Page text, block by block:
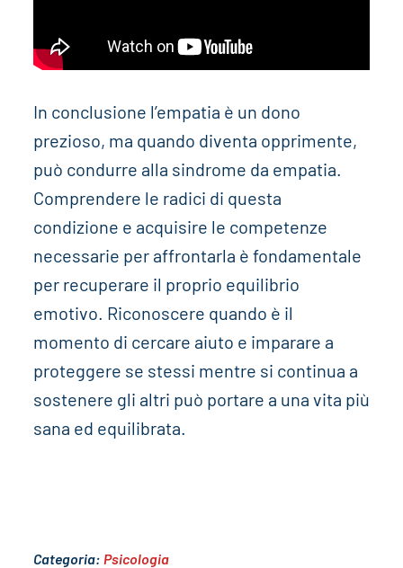
In conclusione l’empatia è un dono
prezioso, ma quando diventa opprimente,
può condurre alla sindrome da empatia.
Comprendere le radici di questa
condizione e acquisire le competenze
necessarie per affrontarla è fondamentale
per recuperare il proprio equilibrio
emotivo. Riconoscere quando è il
momento di cercare aiuto e imparare a
proteggere se stessi mentre si continua a
sostenere gli altri può portare a una vita più
sana ed equilibrata.
Categoria: Psicologia